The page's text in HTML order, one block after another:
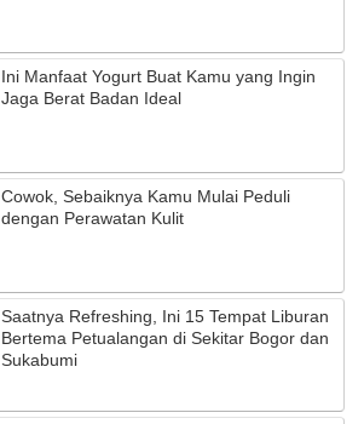
Ini Manfaat Yogurt Buat Kamu yang Ingin
Jaga Berat Badan Ideal
Cowok, Sebaiknya Kamu Mulai Peduli
dengan Perawatan Kulit
Saatnya Refreshing, Ini 15 Tempat Liburan
Bertema Petualangan di Sekitar Bogor dan
Sukabumi